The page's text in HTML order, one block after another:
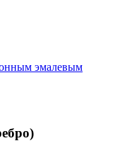
эмалевым